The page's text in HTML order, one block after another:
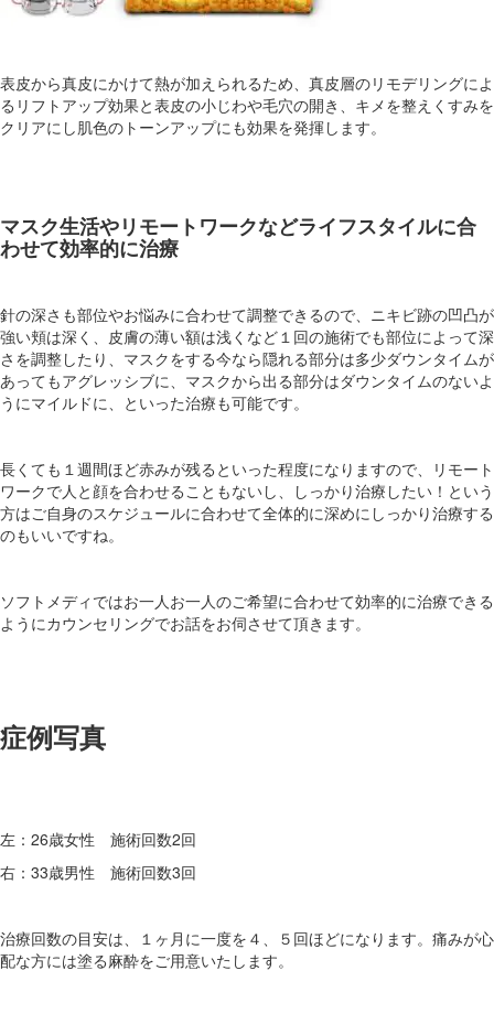
表皮から真皮にかけて熱が加えられるため、真皮層のリモデリングによ
るリフトアップ効果と表皮の小じわや毛穴の開き、キメを整えくすみを
クリアにし肌色のトーンアップにも効果を発揮します。
マスク生活やリモートワークなどライフスタイルに合
わせて効率的に治療
針の深さも部位やお悩みに合わせて調整できるので、ニキビ跡の凹凸が
強い頬は深く、皮膚の薄い額は浅くなど１回の施術でも部位によって深
さを調整したり、マスクをする今なら隠れる部分は多少ダウンタイムが
あってもアグレッシブに、マスクから出る部分はダウンタイムのないよ
うにマイルドに、といった治療も可能です。
長くても１週間ほど赤みが残るといった程度になりますので、リモート
ワークで人と顔を合わせることもないし、しっかり治療したい！という
方はご自身のスケジュールに合わせて全体的に深めにしっかり治療する
のもいいですね。
ソフトメディではお一人お一人のご希望に合わせて効率的に治療できる
ようにカウンセリングでお話をお伺させて頂きます。
症例写真
左：26歳女性 施術回数2回
右：33歳男性 施術回数3回
治療回数の目安は、１ヶ月に一度を４、５回ほどになります。痛みが心
配な方には塗る麻酔をご用意いたします。